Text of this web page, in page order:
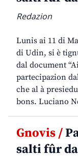
Redazion
Lunis ai 11 di
di Udin, si è
dal document
partecipazion
che al à
bons. Luciano
Gnovis /
salti fûr